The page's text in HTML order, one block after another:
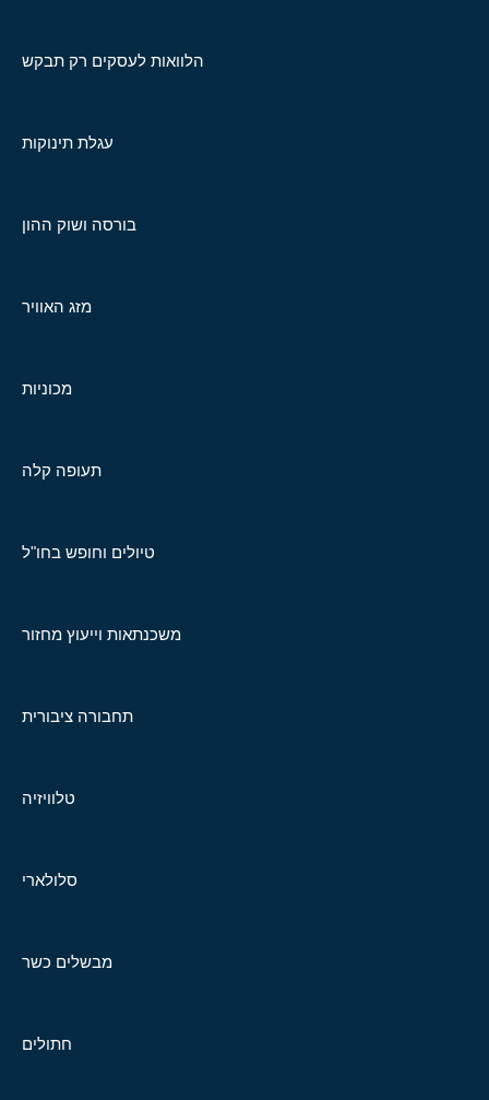
הלוואות לעסקים רק תבקש
עגלת תינוקות
בורסה ושוק ההון
מזג האוויר
מכוניות
תעופה קלה
טיולים וחופש בחו"ל
משכנתאות וייעוץ מחזור
תחבורה ציבורית
טלוויזיה
סלולארי
מבשלים כשר
חתולים